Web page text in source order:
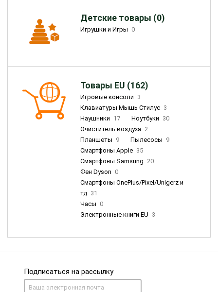
Детские товары (0)
Игрушки и Игры 0
Товары EU (162)
Игровые консоли 3
Клавиатуры Мышь Стилус 3
Наушники 17 Ноутбуки 30
Очиститель воздуха 2
Планшеты 9 Пылесосы 9
Смартфоны Apple 35
Смартфоны Samsung 20
Фен Dyson 0
Смартфоны OnePlus/Pixel/Unigerz и
тд 31
Часы 0
Электронные книги EU 3
Подписаться на рассылку